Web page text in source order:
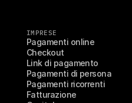
IMPRESE
Pagamenti online
Checkout
Link di pagamento
Pagamenti di persona
Pagamenti ricorrenti
Fatturazione